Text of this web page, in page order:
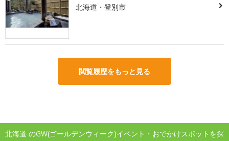
北海道・登別市
閲覧履歴をもっと見る
北海道 のGW(ゴールデンウィーク)イベント・おでかけスポットを探